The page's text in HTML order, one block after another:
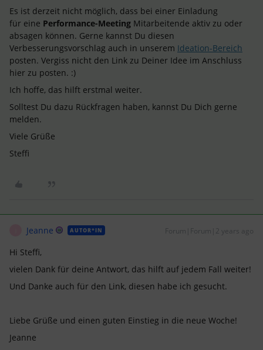
Es ist derzeit nicht möglich, dass bei einer Einladung
für eine Performance-Meeting Mitarbeitende aktiv zu oder
absagen können. Gerne kannst Du diesen
Verbesserungsvorschlag auch in unserem Ideation-Bereich
posten. Vergiss nicht den Link zu Deiner Idee im Anschluss
hier zu posten. :)
Ich hoffe, das hilft erstmal weiter.
Solltest Du dazu Rückfragen haben, kannst Du Dich gerne
melden.
Viele Grüße
Steffi
Jeanne AUTOR*IN Forum|Forum|2 years ago
Hi Steffi,
vielen Dank für deine Antwort, das hilft auf jedem Fall weiter!
Und Danke auch für den Link, diesen habe ich gesucht.
Liebe Grüße und einen guten Einstieg in die neue Woche!
Jeanne